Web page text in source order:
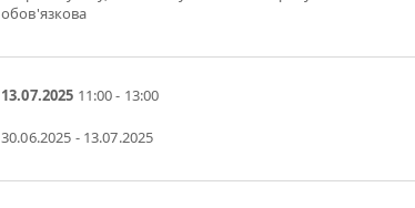
обов'язкова
13.07.2025 11:00 - 13:00
30.06.2025 - 13.07.2025